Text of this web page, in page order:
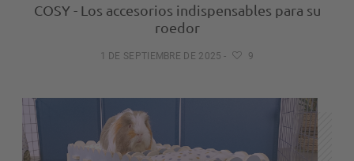
COSY - Los accesorios indispensables para su
roedor
1 DE SEPTIEMBRE DE 2025 - 9